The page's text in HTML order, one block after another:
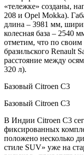
«тележке» созданы,
208 и Opel Mokka).
длина – 3981 мм,
колесная база – 2540
отметим, что по своим
бразильского Renault
расстояние между
320 л).
Базовый Citroen C3
Базовый Citroen C3
В Индии Citroen C3
фиксированных
положено несколько
стиле SUV» уже на